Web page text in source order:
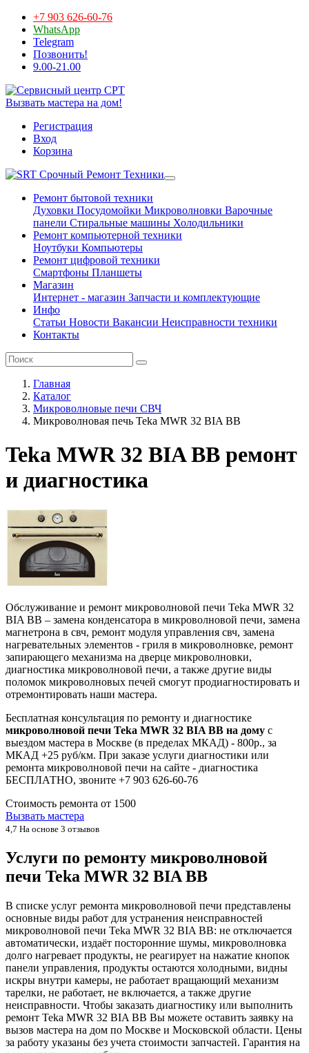
+7 903 626-60-76
WhatsApp
Telegram
Позвонить!
9.00-21.00
Вызвать мастера на дом!
Регистрация
Вход
Корзина
Срочный Ремонт Техники
Ремонт бытовой техники
Духовки Посудомойки Микроволновки Варочные
панели Стиральные машины Холодильники
Ремонт компьютерной техники
Ноутбуки Компьютеры
Ремонт цифровой техники
Смартфоны Планшеты
Магазин
Интернет - магазин Запчасти и комплектующие
Инфо
Статьи Новости Вакансии Неисправности техники
Контакты
Главная
Каталог
Микроволновые печи СВЧ
Микроволновая печь Teka MWR 32 BIA BB
Teka MWR 32 BIA BB ремонт
и диагностика
Обслуживание и ремонт микроволновой печи Teka MWR 32
BIA BB – замена конденсатора в микроволновой печи, замена
магнетрона в свч, ремонт модуля управления свч, замена
нагревательных элементов - гриля в микроволновке, ремонт
запирающего механизма на дверце микроволновки,
диагностика микроволновой печи, а также другие виды
поломок микроволновых печей смогут продиагностировать и
отремонтировать наши мастера.
Бесплатная консультация по ремонту и диагностике
микроволновой печи Teka MWR 32 BIA BB на дому с
выездом мастера в Москве (в пределах МКАД) - 800р., за
МКАД +25 руб/км. При заказе услуги диагностики или
ремонта микроволновой печи на сайте - диагностика
БЕСПЛАТНО, звоните +7 903 626-60-76
Стоимость ремонта от 1500
Вызвать мастера
4,7 На основе 3 отзывов
Услуги по ремонту микроволновой
печи Teka MWR 32 BIA BB
В списке услуг ремонта микроволновой печи представлены
основные виды работ для устранения неисправностей
микроволновой печи Teka MWR 32 BIA BB: не отключается
автоматически, издаёт посторонние шумы, микроволновка
долго нагревает продукты, не реагирует на нажатие кнопок
панели управления, продукты остаются холодными, видны
искры внутри камеры, не работает вращающий механизм
тарелки, не работает, не включается, а также другие
неисправности. Чтобы заказать диагностику или выполнить
ремонт Teka MWR 32 BIA BB Вы можете оставить заявку на
вызов мастера на дом по Москве и Московской области. Цены
за работу указаны без учета стоимости запчастей. Гарантия на